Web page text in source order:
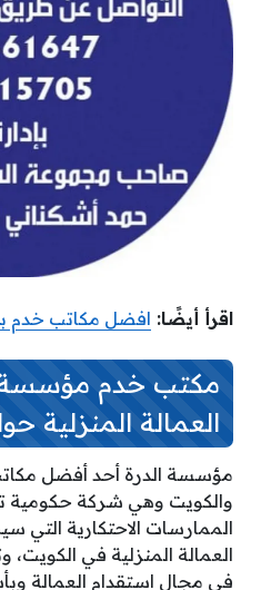
اقرأ أيضًا: افضل مكاتب خدم
مكتب خدم مؤسسة
العمالة المنزلية
مؤسسة الدرة أحد أفضل
والكويت وهي شركة حكومية
الممارسات الاحتكارية
العمالة المنزلية في
في مجال استقدام العمالة